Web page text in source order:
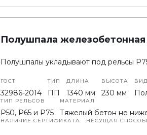
Полушпала
Полушпалы укладывают под рельсы
ГОСТ
32986-2014
ТИП
ПП
ДЛИНА
1340 мм
ВЫСОТА
230 мм
ВИД
ТИП РЕЛЬСОВ
Р50, Р65 и Р75
МАТЕРИАЛ
Тяжелый бетон не
НАЛИЧИЕ СЕРТИФИКАТА НЕСУЩАЯ